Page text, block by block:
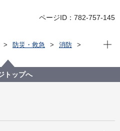
ページID：782-757-145
防災・救急
消防
現在
トップへ